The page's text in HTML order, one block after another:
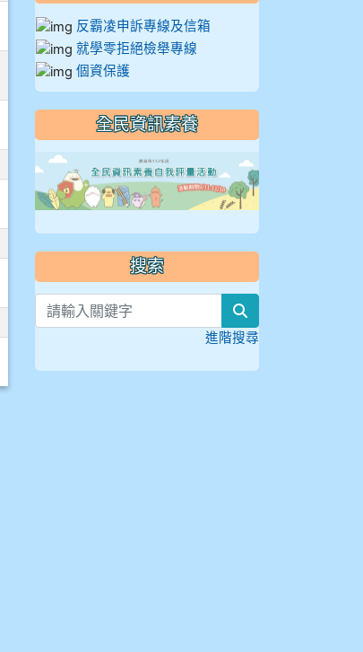
反霸凌申訴專線及信箱
就學零拒絕檢舉專線
個資保護
全民資訊素養
搜索
進階搜尋